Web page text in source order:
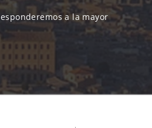
a la mayor